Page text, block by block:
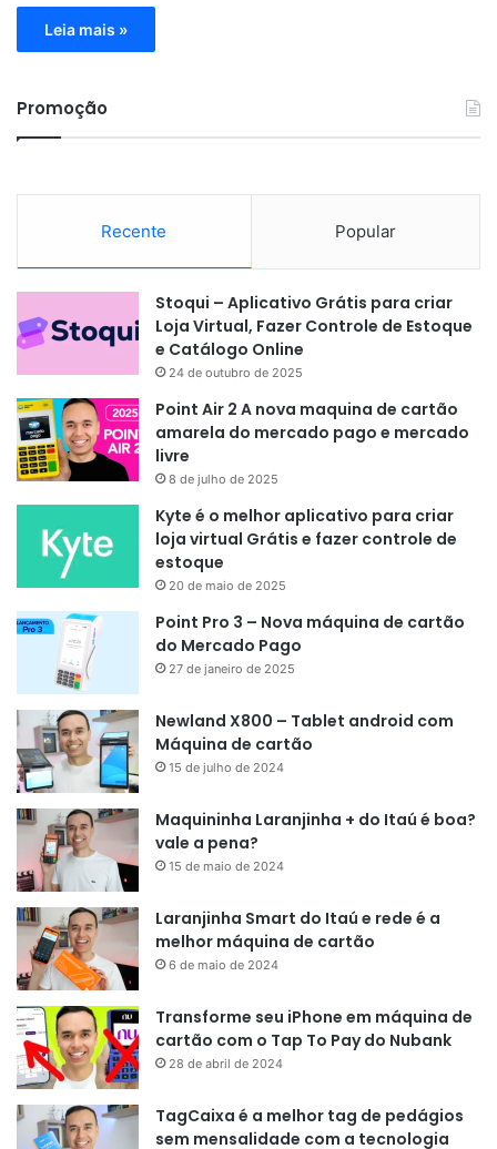
Leia mais »
Promoção
Recente Popular
Stoqui – Aplicativo Grátis para criar
Loja Virtual, Fazer Controle de Estoque
e Catálogo Online
24 de outubro de 2025
Point Air 2 A nova maquina de cartão
amarela do mercado pago e mercado
livre
8 de julho de 2025
Kyte é o melhor aplicativo para criar
loja virtual Grátis e fazer controle de
estoque
20 de maio de 2025
Point Pro 3 – Nova máquina de cartão
do Mercado Pago
27 de janeiro de 2025
Newland X800 – Tablet android com
Máquina de cartão
15 de julho de 2024
Maquininha Laranjinha + do Itaú é boa?
vale a pena?
15 de maio de 2024
Laranjinha Smart do Itaú e rede é a
melhor máquina de cartão
6 de maio de 2024
Transforme seu iPhone em máquina de
cartão com o Tap To Pay do Nubank
28 de abril de 2024
TagCaixa é a melhor tag de pedágios
sem mensalidade com a tecnologia